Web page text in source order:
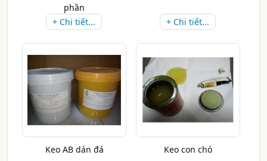
phần
+ Chi tiết...
+ Chi tiết...
Keo AB dán đá Keo con chó